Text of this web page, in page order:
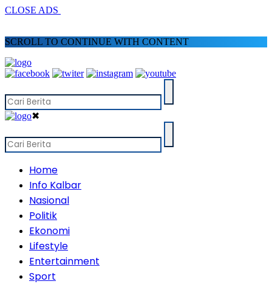
CLOSE ADS
SCROLL TO CONTINUE WITH CONTENT
✖
Home
Info Kalbar
Nasional
Politik
Ekonomi
Lifestyle
Entertainment
Sport